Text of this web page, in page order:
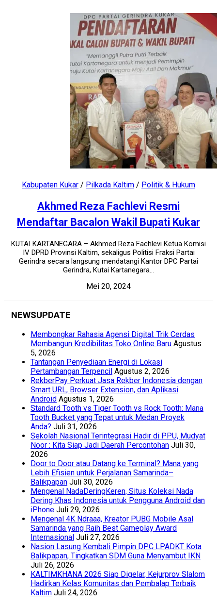
Kabupaten Kukar / Pilkada Kaltim / Politik & Hukum
Akhmed Reza Fachlevi Resmi
Mendaftar Bacalon Wakil Bupati Kukar
KUTAI KARTANEGARA – Akhmed Reza Fachlevi Ketua Komisi
IV DPRD Provinsi Kaltim, sekaligus Politisi Fraksi Partai
Gerindra secara langsung mendatangi Kantor DPC Partai
Gerindra, Kutai Kartanegara...
Mei 20, 2024
NEWSUPDATE
Membongkar Rahasia Agensi Digital: Trik Cerdas
Membangun Kredibilitas Toko Online Baru Agustus
5, 2026
Tantangan Penyediaan Energi di Lokasi
Pertambangan Terpencil Agustus 2, 2026
RekberPay Perkuat Jasa Rekber Indonesia dengan
Smart URL, Browser Extension, dan Aplikasi
Android Agustus 1, 2026
Standard Tooth vs Tiger Tooth vs Rock Tooth: Mana
Tooth Bucket yang Tepat untuk Medan Proyek
Anda? Juli 31, 2026
Sekolah Nasional Terintegrasi Hadir di PPU, Mudyat
Noor : Kita Siap Jadi Daerah Percontohan Juli 30,
2026
Door to Door atau Datang ke Terminal? Mana yang
Lebih Efisien untuk Perjalanan Samarinda–
Balikpapan Juli 30, 2026
Mengenal NadaDeringKeren, Situs Koleksi Nada
Dering Khas Indonesia untuk Pengguna Android dan
iPhone Juli 29, 2026
Mengenal 4K Ndraaa, Kreator PUBG Mobile Asal
Samarinda yang Raih Best Gameplay Award
Internasional Juli 27, 2026
Nasion Lasung Kembali Pimpin DPC LPADKT Kota
Balikpapan, Tingkatkan SDM Guna Menyambut IKN
Juli 26, 2026
KALTIMKHANA 2026 Siap Digelar, Kejurprov Slalom
Hadirkan Kelas Komunitas dan Pembalap Terbaik
Kaltim Juli 24, 2026